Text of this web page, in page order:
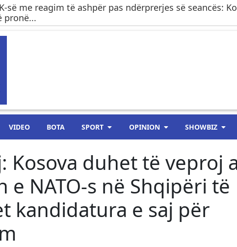
së me reagim të ashpër pas ndërprerjes së seancës:
pronë...
VIDEO BOTA SPORT OPINION SHOWBIZ
Kosova duhet të veproj
e NATO-s në Shqipëri të
kandidatura e saj për